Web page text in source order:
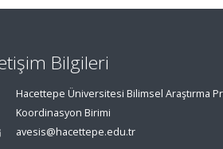
Bilgileri
Hacettepe Üniversitesi Bilimsel Araştırma
Koordinasyon Birimi
avesis@hacettepe.edu.tr